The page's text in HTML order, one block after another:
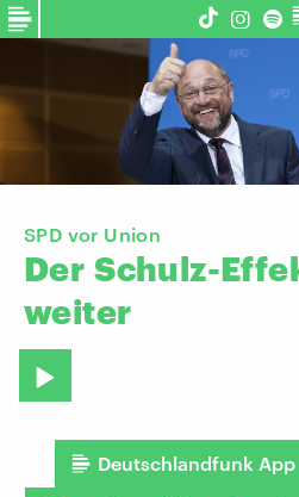
SPD vor Union
Der Schulz-
weiter
Deutschlandfunk App